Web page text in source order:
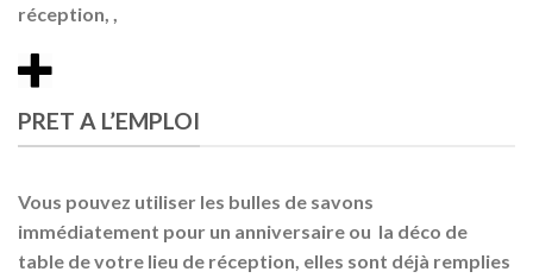
réception, ,
PRET A L’EMPLOI
Vous pouvez utiliser les bulles de savons
immédiatement pour un anniversaire ou la déco de
table de votre lieu de réception, elles sont déjà remplies